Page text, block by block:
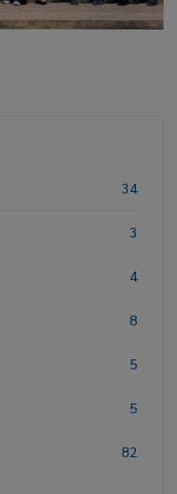
34
3
4
8
5
5
82